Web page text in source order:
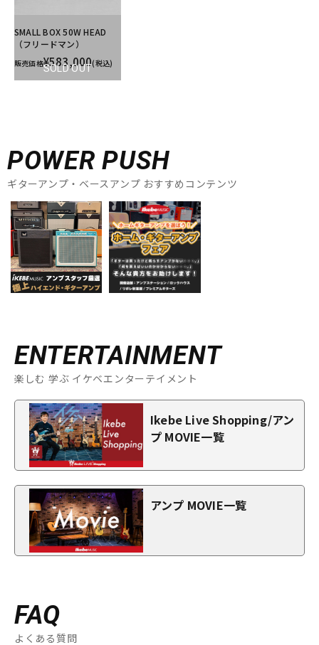
SOLD OUT
SMALL BOX 50W HEAD
（フリードマン）
販売価格¥583,000(税込)
POWER PUSH
ギターアンプ・ベースアンプ おすすめコンテンツ
ENTERTAINMENT
楽しむ 学ぶ イケベエンターテイメント
Ikebe Live Shopping/アン
プ MOVIE一覧
アンプ MOVIE一覧
FAQ
よくある質問